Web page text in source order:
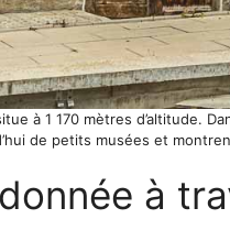
à 1 170 mètres d’altitude.
de petits musées et
à